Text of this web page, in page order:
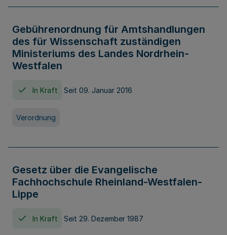
Gebührenordnung für Amtshandlungen
des für Wissenschaft zuständigen
Ministeriums des Landes Nordrhein-
Westfalen
In Kraft Seit 09. Januar 2016
Verordnung
Gesetz über die Evangelische
Fachhochschule Rheinland-Westfalen-
Lippe
In Kraft Seit 29. Dezember 1987